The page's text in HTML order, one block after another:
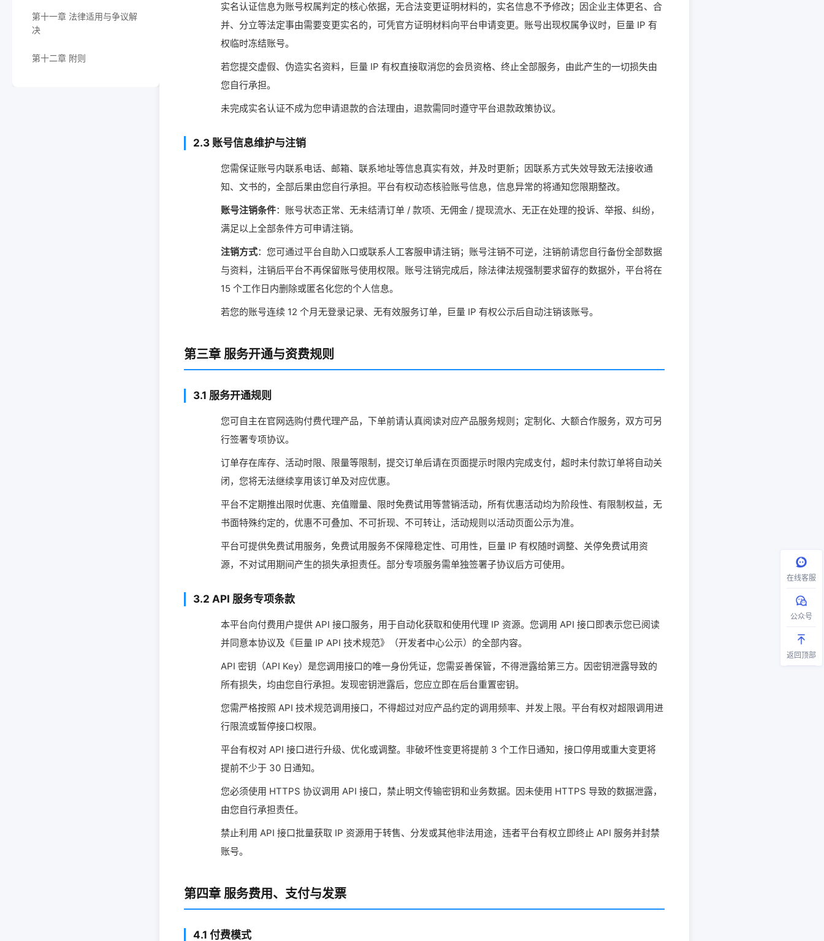
第十一章 法律适用与争议解
决
第十二章 附则
实名认证信息为账号权属判定的核心依据，无合法变更证明材料的，实名信息不予修改；因企业主体更名、合
并、分立等法定事由需要变更实名的，可凭官方证明材料向平台申请变更。账号出现权属争议时，巨量 IP 有
权临时冻结账号。
若您提交虚假、伪造实名资料，巨量 IP 有权直接取消您的会员资格、终止全部服务，由此产生的一切损失由
您自行承担。
未完成实名认证不成为您申请退款的合法理由，退款需同时遵守平台退款政策协议。
2.3 账号信息维护与注销
您需保证账号内联系电话、邮箱、联系地址等信息真实有效，并及时更新；因联系方式失效导致无法接收通
知、文书的，全部后果由您自行承担。平台有权动态核验账号信息，信息异常的将通知您限期整改。
账号注销条件：账号状态正常、无未结清订单 / 款项、无佣金 / 提现流水、无正在处理的投诉、举报、纠纷，
满足以上全部条件方可申请注销。
注销方式：您可通过平台自助入口或联系人工客服申请注销；账号注销不可逆，注销前请您自行备份全部数据
与资料，注销后平台不再保留账号使用权限。账号注销完成后，除法律法规强制要求留存的数据外，平台将在
15 个工作日内删除或匿名化您的个人信息。
若您的账号连续 12 个月无登录记录、无有效服务订单，巨量 IP 有权公示后自动注销该账号。
第三章 服务开通与资费规则
3.1 服务开通规则
您可自主在官网选购付费代理产品，下单前请认真阅读对应产品服务规则；定制化、大额合作服务，双方可另
行签署专项协议。
订单存在库存、活动时限、限量等限制，提交订单后请在页面提示时限内完成支付，超时未付款订单将自动关
闭，您将无法继续享用该订单及对应优惠。
平台不定期推出限时优惠、充值赠量、限时免费试用等营销活动，所有优惠活动均为阶段性、有限制权益，无
书面特殊约定的，优惠不可叠加、不可折现、不可转让，活动规则以活动页面公示为准。
平台可提供免费试用服务，免费试用服务不保障稳定性、可用性，巨量 IP 有权随时调整、关停免费试用资
源，不对试用期间产生的损失承担责任。部分专项服务需单独签署子协议后方可使用。
3.2 API 服务专项条款
本平台向付费用户提供 API 接口服务，用于自动化获取和使用代理 IP 资源。您调用 API 接口即表示您已阅读
并同意本协议及《巨量 IP API 技术规范》（开发者中心公示）的全部内容。
API 密钥（API Key）是您调用接口的唯一身份凭证，您需妥善保管，不得泄露给第三方。因密钥泄露导致的
所有损失，均由您自行承担。发现密钥泄露后，您应立即在后台重置密钥。
您需严格按照 API 技术规范调用接口，不得超过对应产品约定的调用频率、并发上限。平台有权对超限调用进
行限流或暂停接口权限。
平台有权对 API 接口进行升级、优化或调整。非破坏性变更将提前 3 个工作日通知，接口停用或重大变更将
提前不少于 30 日通知。
您必须使用 HTTPS 协议调用 API 接口，禁止明文传输密钥和业务数据。因未使用 HTTPS 导致的数据泄露，
由您自行承担责任。
禁止利用 API 接口批量获取 IP 资源用于转售、分发或其他非法用途，违者平台有权立即终止 API 服务并封禁
账号。
第四章 服务费用、支付与发票
4.1 付费模式
在线客服
公众号
返回顶部